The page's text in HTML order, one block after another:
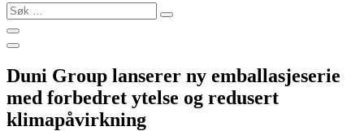
Søk
…
Duni Group lanserer ny emballasjeserie
med forbedret ytelse og redusert
klimapåvirkning